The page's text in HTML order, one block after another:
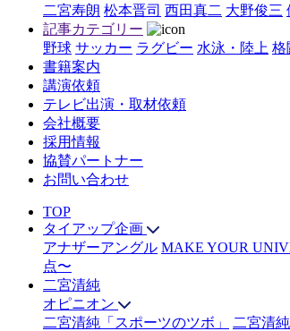
二宮寿朗 松本晋司 西田真二 大野俊三
記事カテゴリー
野球 サッカー ラグビー 水泳・陸上 格
書籍案内
講演依頼
テレビ出演・取材依頼
会社概要
採用情報
協賛パートナー
お問い合わせ
TOP
タイアップ企画
アナザーアングル MAKE YOUR
点〜
二宮清純
オピニオン
二宮清純「スポーツのツボ」
二宮清